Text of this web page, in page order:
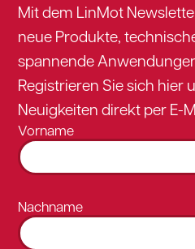
Mit dem LinMot
neue Produkte,
spannende
Registrieren Sie sich hier
Neuigkeiten direkt per E-
Vorname
Nachname